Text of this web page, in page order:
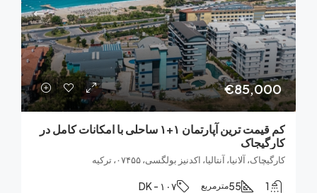
کم قیمت ترین آپارتمان ۱+۱ ساحلی با امکانات کامل در
آلانیا، آنتالیا، اکدنیز بولگسی، ۰۷۴۵۵، ترکیه
55مترمربع DK - ۱۰۷